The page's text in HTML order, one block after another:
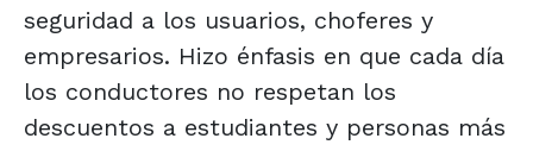
seguridad a los usuarios, choferes y
empresarios. Hizo énfasis en que cada día
los conductores no respetan los
descuentos a estudiantes y personas más